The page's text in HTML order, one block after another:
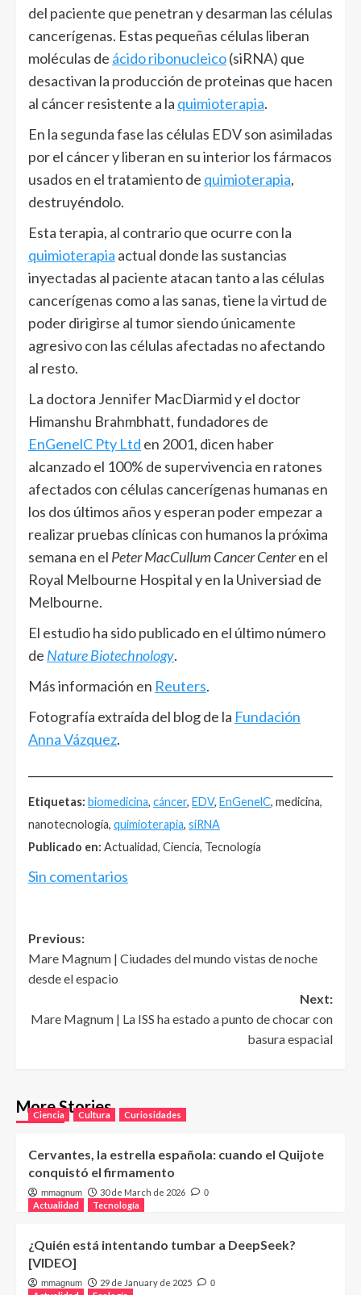
del paciente que penetran y desarman las células
cancerígenas. Estas pequeñas células liberan
moléculas de ácido ribonucleico(siRNA) que
desactivan la producción de proteinas que hacen
al cáncer resistente a la quimioterapia.
En la segunda fase las células EDV son asimiladas
por el cáncer y liberan en su interior los fármacos
usados en el tratamiento de quimioterapia,
destruyéndolo.
Esta terapia, al contrario que ocurre con la
quimioterapia actual donde las sustancias
inyectadas al paciente atacan tanto a las células
cancerígenas como a las sanas, tiene la virtud de
poder dirigirse al tumor siendo únicamente
agresivo con las células afectadas no afectando
al resto.
La doctora Jennifer MacDiarmid y el doctor
Himanshu Brahmbhatt, fundadores de
EnGenelC Pty Ltd en 2001, dicen haber
alcanzado el 100% de supervivencia en ratones
afectados con células cancerígenas humanas en
los dos últimos años y esperan poder empezar a
realizar pruebas clínicas con humanos la próxima
semana en el Peter MacCullum Cancer Centeren el
Royal Melbourne Hospital y en la Universiad de
Melbourne.
El estudio ha sido publicado en el último número
de Nature Biotechnology.
Más información en Reuters.
Fotografía extraída del blog de la Fundación
Anna Vázquez.
Etiquetas: biomedicina, cáncer, EDV, EnGenelC, medicina,
nanotecnología, quimioterapia, siRNA
Publicado en: Actualidad, Ciencia, Tecnología
Sin comentarios
Post
navigation
Previous:
Mare Magnum | Ciudades del mundo vistas de noche
desde el espacio
Next:
Mare Magnum | La ISS ha estado a punto de chocar con
basura espacial
More Stories
Ciencia Cultura Curiosidades
Cervantes, la estrella española: cuando el Quijote
conquistó el firmamento
mmagnum 30 de March de 2026 0
Actualidad Tecnología
¿Quién está intentando tumbar a DeepSeek?
[VIDEO]
mmagnum 29 de January de 2025 0